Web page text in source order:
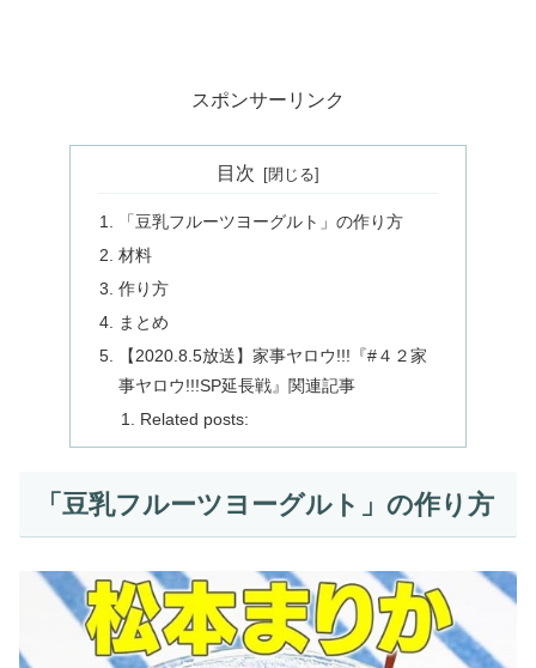
スポンサーリンク
目次
「豆乳フルーツヨーグルト」の作り方
材料
作り方
まとめ
【2020.8.5放送】家事ヤロウ!!!『#４２家
事ヤロウ!!!SP延長戦』関連記事
Related posts:
「豆乳フルーツヨーグルト」の作り方